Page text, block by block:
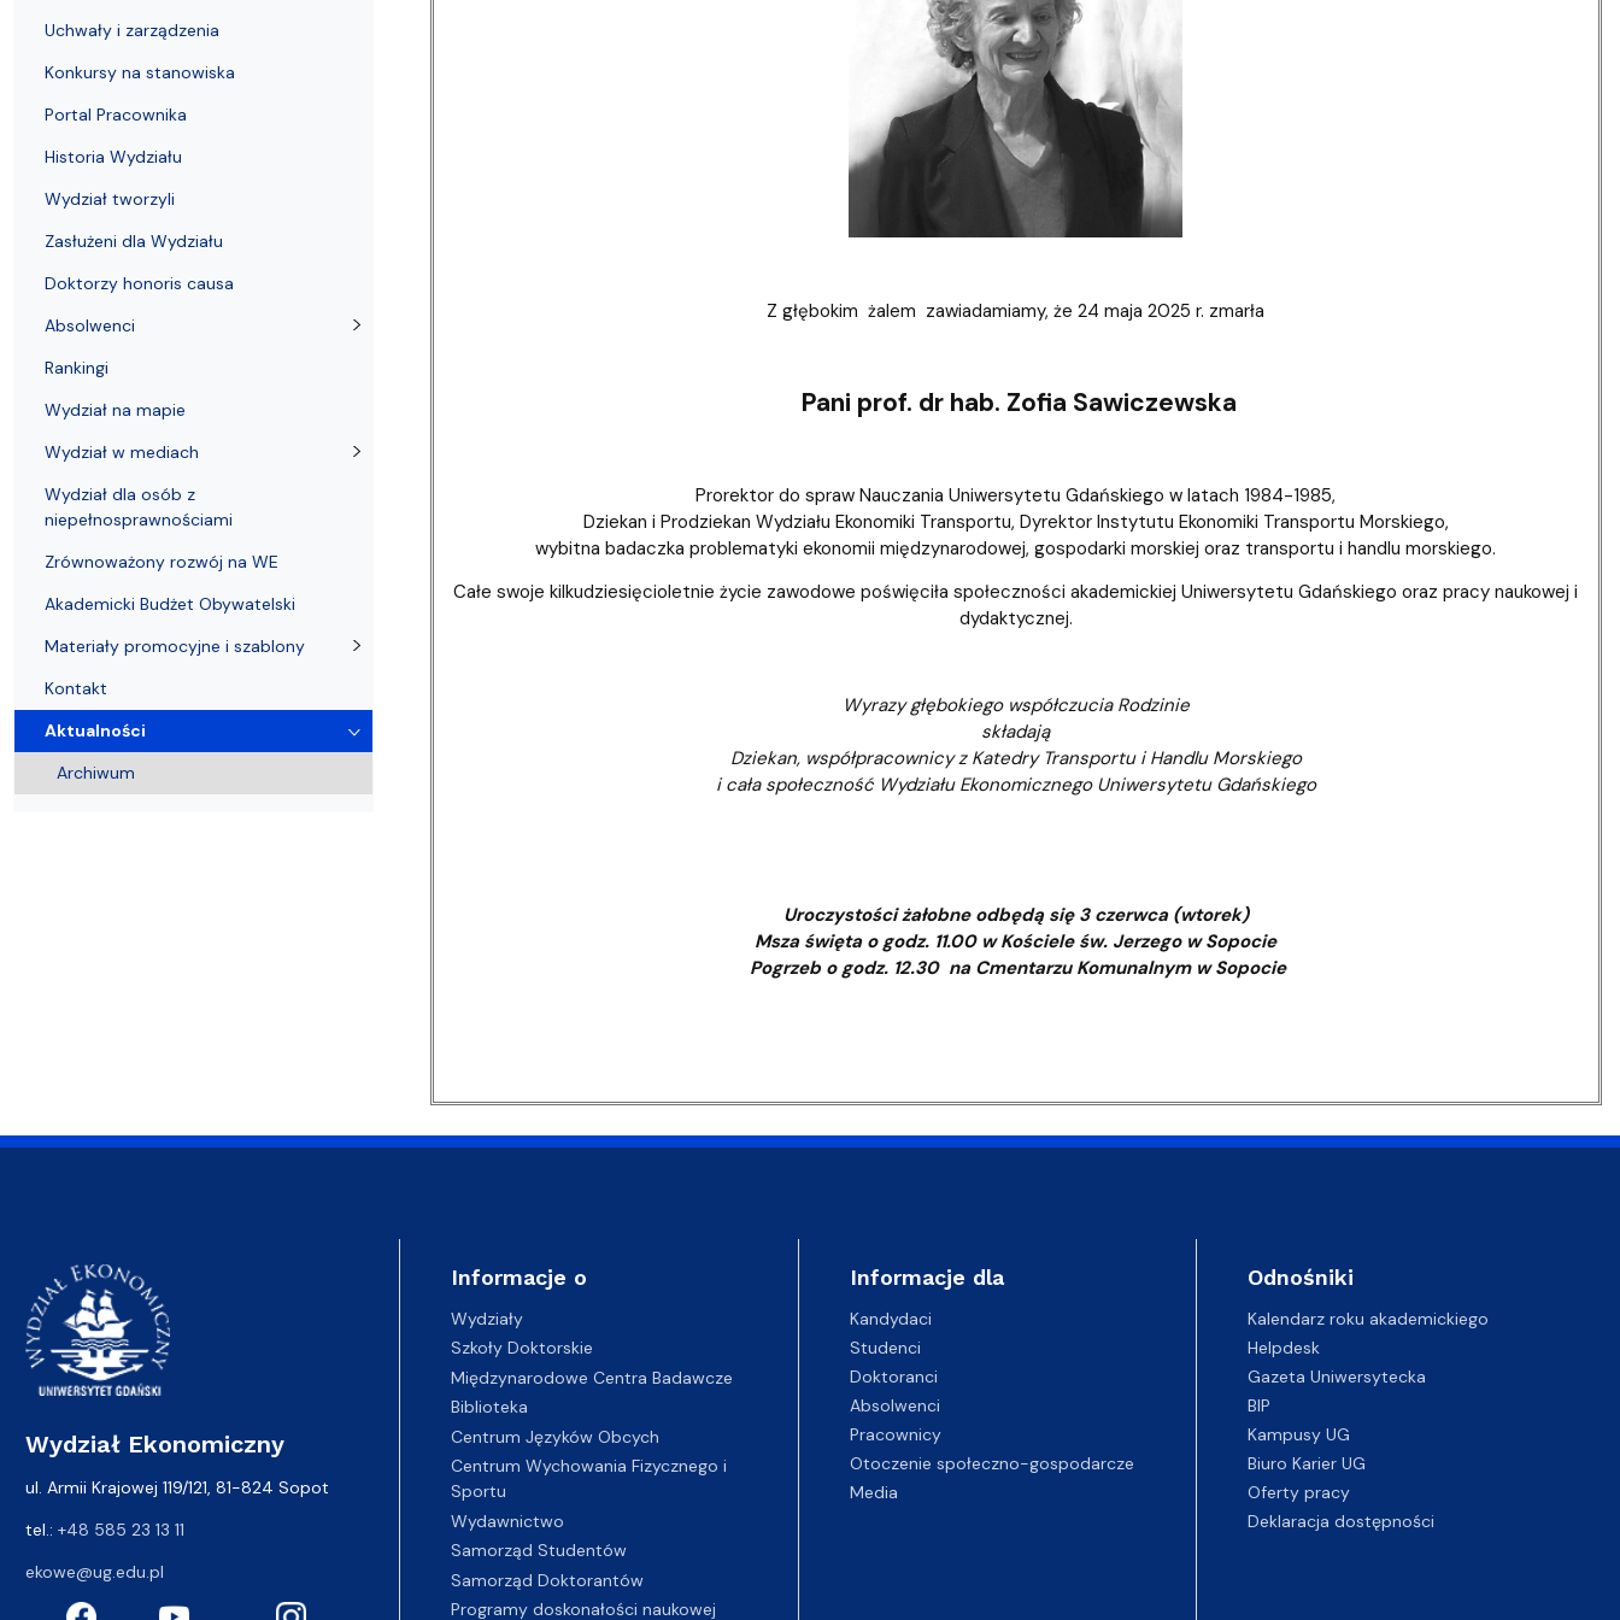
Z głębokim żalem zawiadamiamy, że 24 maja 2025 r. zmarła
Pani prof. dr hab. Zofia Sawiczewska
Prorektor do spraw Nauczania Uniwersytetu Gdańskiego w latach 1984-1985,
Dziekan i Prodziekan Wydziału Ekonomiki Transportu, Dyrektor Instytutu Ekonomiki Transportu Morskiego,
wybitna badaczka problematyki ekonomii międzynarodowej, gospodarki morskiej oraz transportu i handlu morskiego.
Całe swoje kilkudziesięcioletnie życie zawodowe poświęciła społeczności akademickiej Uniwersytetu Gdańskiego oraz pracy naukowej i
dydaktycznej.
Wyrazy głębokiego współczucia Rodzinie
składają
Dziekan, współpracownicy z Katedry Transportu i Handlu Morskiego
i cała społeczność Wydziału Ekonomicznego Uniwersytetu Gdańskiego
Uroczystości żałobne odbędą się 3 czerwca (wtorek)
Msza święta o godz. 11.00 w Kościele św. Jerzego w Sopocie
Pogrzeb o godz. 12.30 na Cmentarzu Komunalnym w Sopocie
Uchwały i zarządzenia
Konkursy na stanowiska
Portal Pracownika
Historia Wydziału
Wydział tworzyli
Zasłużeni dla Wydziału
Doktorzy honoris causa
Absolwenci
Rankingi
Wydział na mapie
Wydział w mediach
Wydział dla osób z
niepełnosprawnościami
Zrównoważony rozwój na WE
Akademicki Budżet Obywatelski
Materiały promocyjne i szablony
Kontakt
Aktualności
Archiwum
Wydział Ekonomiczny
ul. Armii Krajowej 119/121, 81-824 Sopot
tel.: +48 585 23 13 11
ekowe@ug.edu.pl
Informacje o
Wydziały
Szkoły Doktorskie
Międzynarodowe Centra Badawcze
Biblioteka
Centrum Języków Obcych
Centrum Wychowania Fizycznego i
Sportu
Wydawnictwo
Samorząd Studentów
Samorząd Doktorantów
Programy doskonałości naukowej
Informacje dla
Kandydaci
Studenci
Doktoranci
Absolwenci
Pracownicy
Otoczenie społeczno-gospodarcze
Media
Odnośniki
Kalendarz roku akademickiego
Helpdesk
Gazeta Uniwersytecka
BIP
Kampusy UG
Biuro Karier UG
Oferty pracy
Deklaracja dostępności